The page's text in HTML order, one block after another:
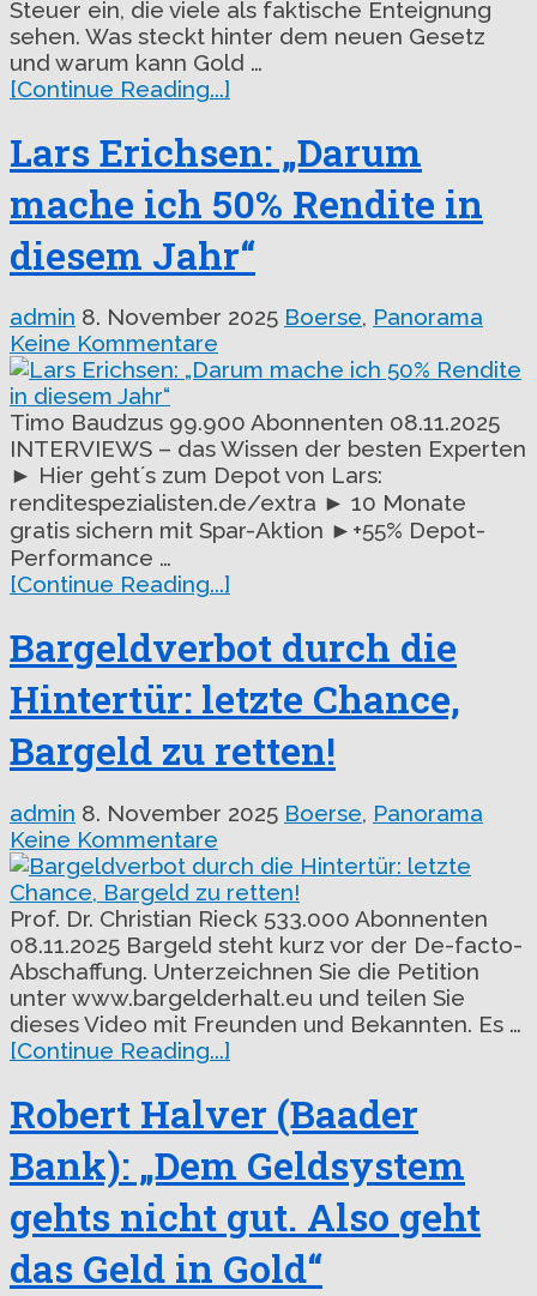
Steuer ein, die viele als faktische Enteignung
sehen. Was steckt hinter dem neuen Gesetz
und warum kann Gold …
[Continue Reading...]
Lars Erichsen: „Darum
mache ich 50% Rendite in
diesem Jahr“
admin 8. November 2025 Boerse, Panorama
Keine Kommentare
Timo Baudzus 99.900 Abonnenten 08.11.2025
INTERVIEWS – das Wissen der besten Experten
► Hier geht´s zum Depot von Lars:
renditespezialisten.de/extra ► 10 Monate
gratis sichern mit Spar-Aktion ►+55% Depot-
Performance …
[Continue Reading...]
Bargeldverbot durch die
Hintertür: letzte Chance,
Bargeld zu retten!
admin 8. November 2025 Boerse, Panorama
Keine Kommentare
Prof. Dr. Christian Rieck 533.000 Abonnenten
08.11.2025 Bargeld steht kurz vor der De-facto-
Abschaffung. Unterzeichnen Sie die Petition
unter www.bargelderhalt.eu und teilen Sie
dieses Video mit Freunden und Bekannten. Es …
[Continue Reading...]
Robert Halver (Baader
Bank): „Dem Geldsystem
gehts nicht gut. Also geht
das Geld in Gold“